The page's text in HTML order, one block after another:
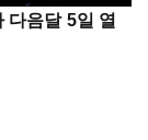
다음달 5일 열